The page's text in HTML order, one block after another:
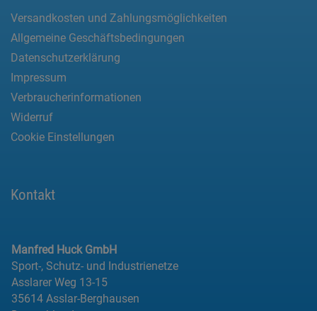
Versandkosten und Zahlungsmöglichkeiten
Allgemeine Geschäftsbedingungen
Datenschutzerklärung
Impressum
Verbraucherinformationen
Widerruf
Cookie Einstellungen
Kontakt
Manfred Huck GmbH
Sport-, Schutz- und Industrienetze
Asslarer Weg 13-15
35614 Asslar-Berghausen